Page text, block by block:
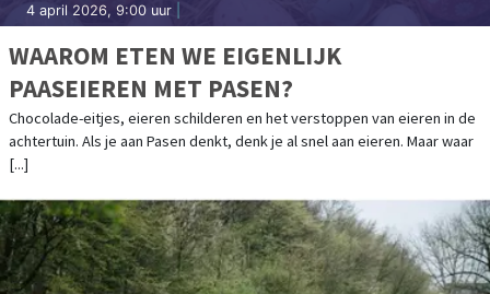
4 april 2026, 9:00 uur
WAAROM ETEN WE EIGENLIJK
PAASEIEREN MET PASEN?
Chocolade-eitjes, eieren schilderen en het verstoppen van eieren in de
achtertuin. Als je aan Pasen denkt, denk je al snel aan eieren. Maar waar
[...]